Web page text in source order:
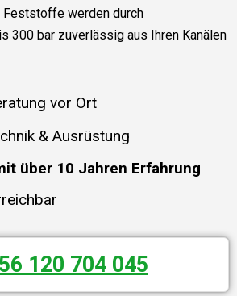
Feststoffe werden durch
300 bar zuverlässig aus Ihren Kanälen
vor Ort
& Ausrüstung
über 10 Jahren Erfahrung
120 704 045